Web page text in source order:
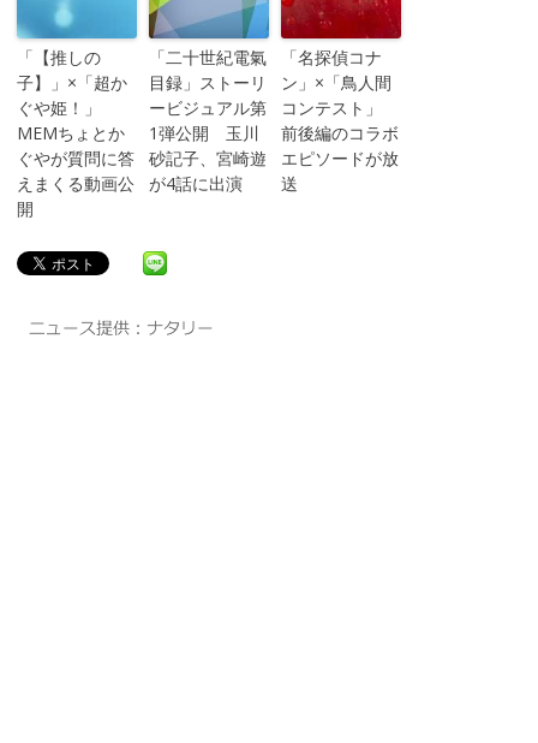
「【推しの
子】」×「超か
ぐや姫！」
MEMちょとか
ぐやが質問に答
えまくる動画公
開
「二十世紀電氣
目録」ストーリ
ービジュアル第
1弾公開 玉川
砂記子、宮崎遊
が4話に出演
「名探偵コナ
ン」×「鳥人間
コンテスト」
前後編のコラボ
エピソードが放
送